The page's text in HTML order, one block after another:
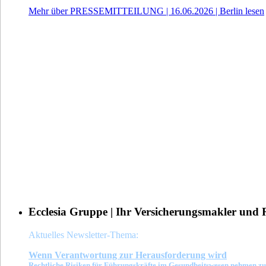
Mehr über PRESSEMITTEILUNG | 16.06.2026 | Berlin lesen
Ecclesia Gruppe | Ihr Versicherungsmakler und
Aktuelles Newsletter-Thema:
Wenn Verantwortung zur Herausforderung wird